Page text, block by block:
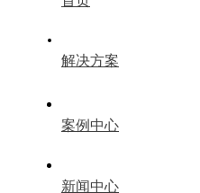
解决方案
案例中心
新闻中心